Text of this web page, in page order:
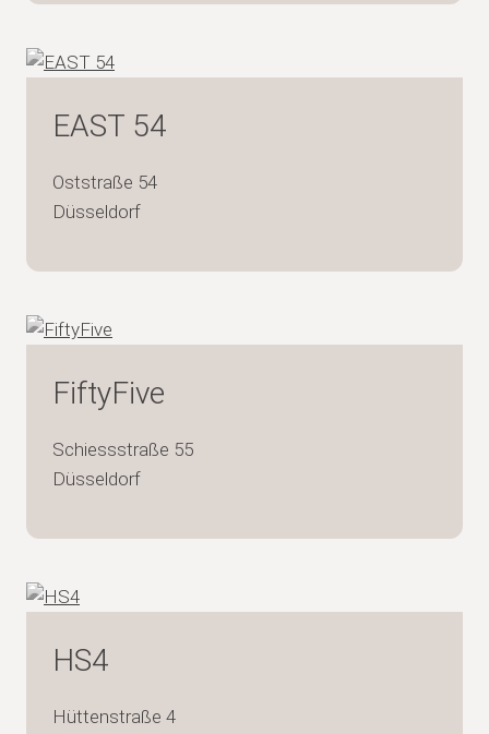
EAST 54
Oststraße 54
Düsseldorf
FiftyFive
Schiessstraße 55
Düsseldorf
HS4
Hüttenstraße 4